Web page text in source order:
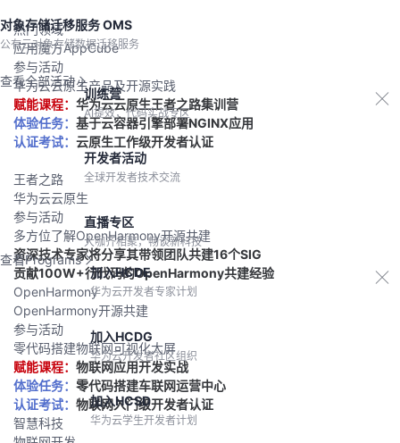
对象存储迁移服务 OMS
公有云对象存储数据迁移服务
查看全部活动
训练营
AI提效，代码实战专区
开发者活动
全球开发者技术交流
直播专区
大咖齐相聚，畅谈新科技
查看Programs
加入HCDE
华为云开发者专家计划
加入HCDG
华为云开发者社区组织
加入HCSD
华为云学生开发者计划
热门领域
应用魔方AppCube
参与活动
华为云云原生产品及开源实践
赋能课程： 华为云云原生王者之路集训营
体验任务： 基于云容器引擎部署NGINX应用
认证考试： 云原生工作级开发者认证
王者之路
华为云云原生
参与活动
多方位了解OpenHarmony开源共建
资深技术专家将分享其带领团队共建16个SIG
贡献100W+行代码的OpenHarmony共建经验
OpenHarmony
OpenHarmony开源共建
参与活动
零代码搭建物联网可视化大屏
赋能课程： 物联网应用开发实战
体验任务： 零代码搭建车联网运营中心
认证考试： 物联网入门级开发者认证
智慧科技